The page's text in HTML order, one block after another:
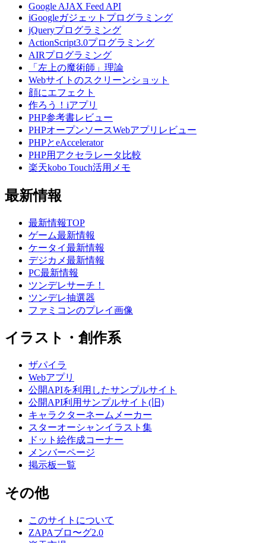
Google AJAX Feed API
iGoogleガジェットプログラミング
jQueryプログラミング
ActionScript3.0プログラミング
AIRプログラミング
「左上の魔術師」理論
Webサイトのスクリーンショット
顔にエフェクト
作ろう！iアプリ
PHP参考書レビュー
PHPオープンソースWebアプリレビュー
PHPとeAccelerator
PHP用アクセラレータ比較
楽天kobo Touch活用メモ
最新情報
最新情報TOP
ゲーム最新情報
ケータイ最新情報
デジカメ最新情報
PC最新情報
ツンデレサーチ！
ツンデレ抽選器
ファミコンのプレイ画像
イラスト・創作系
ザパイラ
Webアプリ
公開APIを利用したサンプルサイト
公開API利用サンプルサイト(旧)
キャラクターネームメーカー
スターオーシャンイラスト集
ドット絵作成コーナー
メンバーページ
掲示板一覧
その他
このサイトについて
ZAPAブロ〜グ2.0